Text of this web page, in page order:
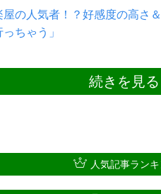
屋の人気者！？好感度の高さ
ちゃう」
続きを見る
人気記事ラン